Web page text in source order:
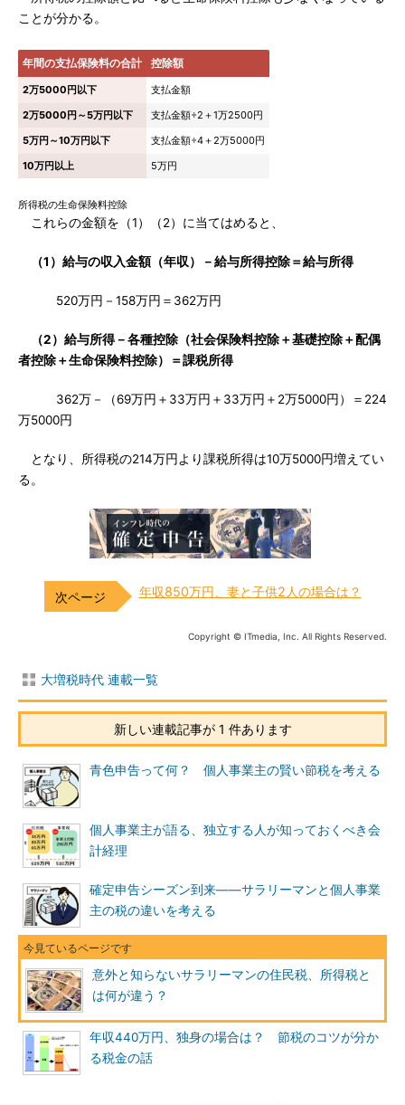
ことが分かる。
年間の支払保険料の合計 控除額
2万5000円以下
支払金額
2万5000円～5万円以下
支払金額÷2＋1万2500円
5万円～10万円以下
支払金額÷4＋2万5000円
10万円以上
5万円
所得税の生命保険料控除
これらの金額を（1）（2）に当てはめると、
（1）給与の収入金額（年収）－給与所得控除＝給与所得
520万円－158万円＝362万円
（2）給与所得－各種控除（社会保険料控除＋基礎控除＋配偶
者控除＋生命保険料控除）＝課税所得
362万－（69万円＋33万円＋33万円＋2万5000円）＝224
万5000円
となり、所得税の214万円より課税所得は10万5000円増えてい
る。
年収850万円、妻と子供2人の場合は？
Copyright © ITmedia, Inc. All Rights Reserved.
大増税時代 連載一覧
新しい連載記事が 1 件あります
青色申告って何？ 個人事業主の賢い節税を考える
個人事業主が語る、独立する人が知っておくべき会
計経理
確定申告シーズン到来――サラリーマンと個人事業
主の税の違いを考える
意外と知らないサラリーマンの住民税、所得税と
は何が違う？
年収440万円、独身の場合は？ 節税のコツが分か
る税金の話